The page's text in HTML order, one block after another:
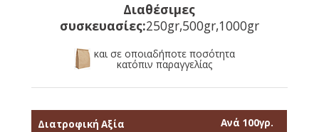
Διαθέσιμες
συσκευασίες:250gr,500gr,1000gr
και σε οποιαδήποτε ποσότητα
κατόπιν παραγγελίας
Διατροφική Αξία Ανά 100γρ.